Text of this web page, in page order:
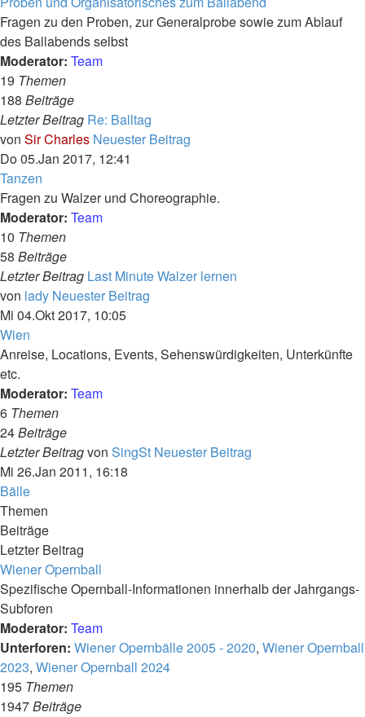
Fragen zu den Proben, zur Generalprobe sowie zum Ablauf
des Ballabends selbst
Moderator: Team
19 Themen
188 Beiträge
Letzter Beitrag Re: Balltag
von Sir Charles Neuester Beitrag
Do 05.Jan 2017, 12:41
Tanzen
Fragen zu Walzer und Choreographie.
Moderator: Team
10 Themen
58 Beiträge
Letzter Beitrag Last Minute Walzer lernen
von lady Neuester Beitrag
Mi 04.Okt 2017, 10:05
Wien
Anreise, Locations, Events, Sehenswürdigkeiten, Unterkünfte
etc.
Moderator: Team
6 Themen
24Beiträge
Letzter Beitragvon SingSt Neuester Beitrag
Mi 26.Jan 2011, 16:18
Bälle
Themen
Beiträge
Letzter Beitrag
Wiener Opernball
Spezifische Opernball-Informationen innerhalb der Jahrgangs-
Subforen
Moderator: Team
Unterforen: Wiener Opernbälle 2005 - 2020, Wiener Opernball
2023, Wiener Opernball 2024
195 Themen
1947Beiträge